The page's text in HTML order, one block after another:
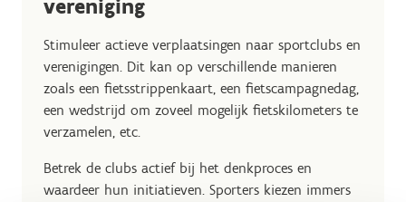
vereniging
Stimuleer actieve verplaatsingen naar sportclubs en
verenigingen. Dit kan op verschillende manieren
zoals een fietsstrippenkaart, een fietscampagnedag,
een wedstrijd om zoveel mogelijk fietskilometers te
verzamelen, etc.
Betrek de clubs actief bij het denkproces en
waardeer hun initiatieven. Sporters kiezen immers